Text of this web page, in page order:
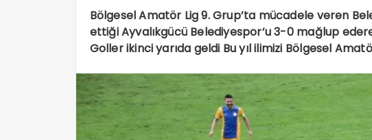
Bölgesel Amatör Lig 9. Grup’ta mücadele veren
ettiği Ayvalıkgücü Belediyespor’u 3-0 mağlup
Goller ikinci yarıda geldi Bu yıl ilimizi Bölgesel